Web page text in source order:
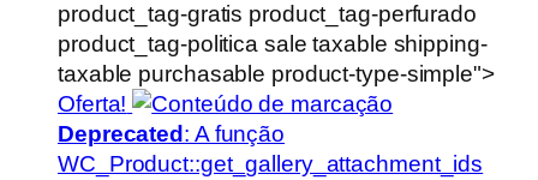
product_tag-gratis product_tag-perfurado
product_tag-politica sale taxable shipping-
taxable purchasable product-type-simple">
Oferta!
Deprecated : A função
WC_Product::get_gallery_attachment_ids